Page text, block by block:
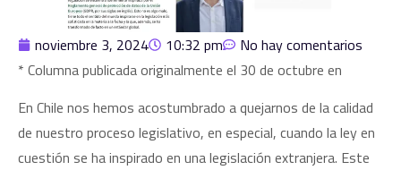
noviembre 3, 2024 10:32 pm
No hay comentarios
* Columna publicada originalmente el 30 de octubre en
En Chile nos hemos acostumbrado a quejarnos de la calidad
de nuestro proceso legislativo, en especial, cuando la ley en
cuestión se ha inspirado en una legislación extranjera. Este